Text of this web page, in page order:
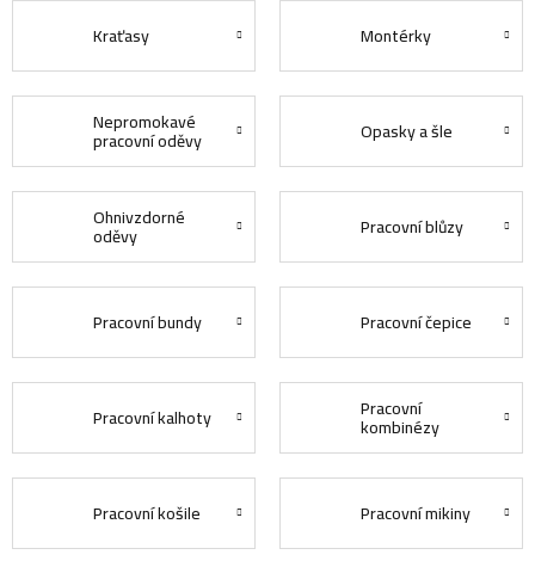
Kraťasy Montérky
Nepromokavé
pracovní oděvy Opasky a šle
Ohnivzdorné
oděvy Pracovní blůzy
Pracovní bundy Pracovní čepice
Pracovní kalhoty Pracovní
kombinézy
Pracovní košile Pracovní mikiny